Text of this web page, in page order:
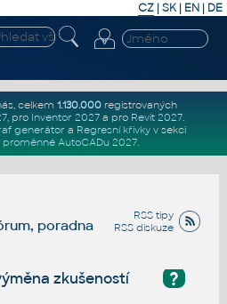
CZ | SK| EN | DE
celkem 1.130.000registrovaných
, pro Inventor 2027a pro Revit 2027.
generátor a Regresní křivkyv sekci
proměnné AutoCADu 2027.
RSS tipy
RSS diskuze
poradna
?
zkušeností